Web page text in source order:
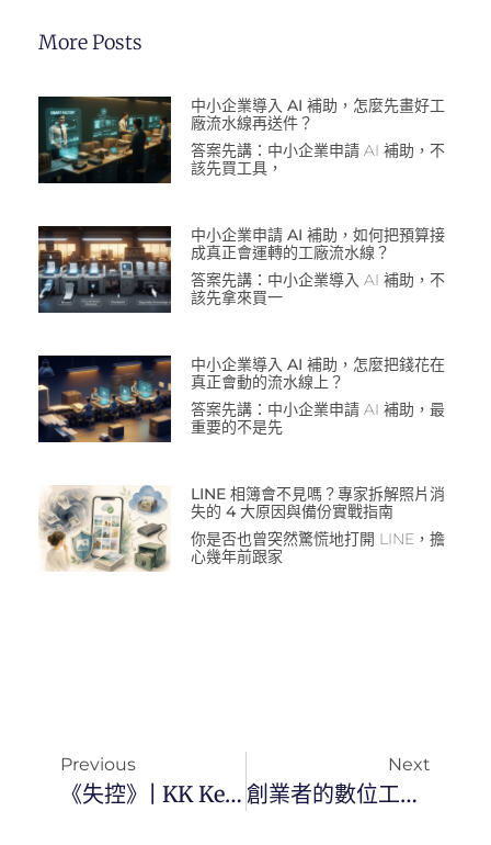
More Posts
中小企業導入 AI 補助，怎麼先畫好工
廠流水線再送件？
答案先講：中小企業申請 AI 補助，不
該先買工具，
中小企業申請 AI 補助，如何把預算接
成真正會運轉的工廠流水線？
答案先講：中小企業導入 AI 補助，不
該先拿來買一
中小企業導入 AI 補助，怎麼把錢花在
真正會動的流水線上？
答案先講：中小企業申請 AI 補助，最
重要的不是先
LINE 相簿會不見嗎？專家拆解照片消
失的 4 大原因與備份實戰指南
你是否也曾突然驚慌地打開 LINE，擔
心幾年前跟家
Previous
《失控》| KK Kevin Kelly
Next
創業者的數位工具指南